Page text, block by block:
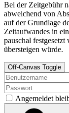
Bei der Zeitgebühr
abweichend von
auf der Grundlage
Zeitaufwandes in
pauschal
übersteigen würde.
Off-Canvas Toggle
Angemeldet